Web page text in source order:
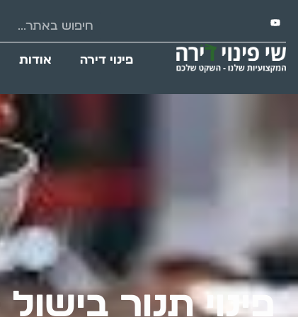
פינוי דירה אודות
פינוי תנור